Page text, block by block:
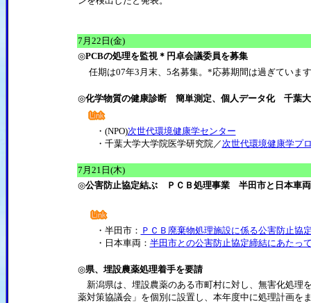
7月22日(金)
◎PCBの処理を監視＊円卓会議委員を募集
任期は07年3月末、5名募集。*応募期間は過ぎていま
◎化学物質の健康診断 簡単測定、個人データ化 千葉大
・(NPO)次世代環境健康学センター
・千葉大学大学院医学研究院／次世代環境健康学プ
7月21日(木)
◎公害防止協定結ぶ ＰＣＢ処理事業 半田市と日本車両
・半田市： ＰＣＢ廃棄物処理施設に係る公害防止協
・日本車両： 半田市との公害防止協定締結にあたっ
◎県、埋設農薬処理着手を要請
新潟県は、埋設農薬のある市町村に対し、無害化処理
薬対策協議会」を個別に設置し、本年度中に処理計画を